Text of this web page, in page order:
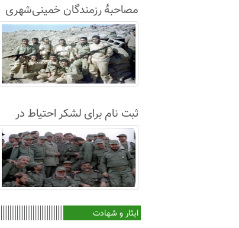
مصاحبۀ رزمندگان خمینی‌شهری
لشکر8 در سال63+فیلم
ثبت نام برای لشکر احتیاط در
نجف آباد
ایثار و شهادت